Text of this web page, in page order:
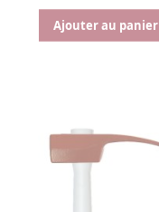
Ajouter au panier